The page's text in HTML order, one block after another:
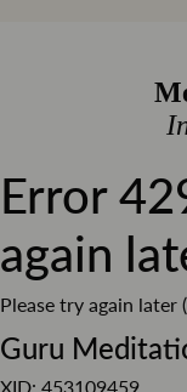
de winkel is dat
Lees meer over
Error
again
Please try again later
Guru
XID: 453109459